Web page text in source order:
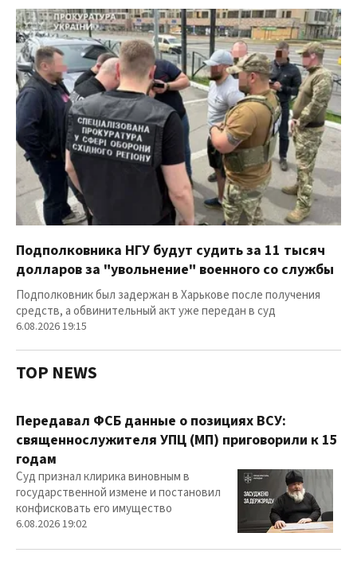
Подполковника НГУ будут судить за 11 тысяч
долларов за "увольнение" военного со службы
Подполковник был задержан в Харькове после получения
средств, а обвинительный акт уже передан в суд
6.08.2026 19:15
TOP NEWS
Передавал ФСБ данные о позициях ВСУ:
священнослужителя УПЦ (МП) приговорили к 15
годам
Суд признал клирика виновным в
государственной измене и постановил
конфисковать его имущество
6.08.2026 19:02